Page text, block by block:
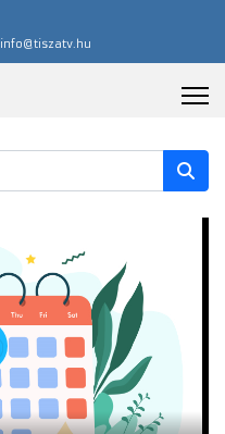
info@tiszatv.hu